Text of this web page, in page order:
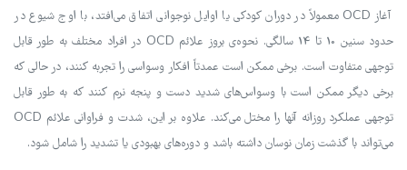
آغاز OCD معمولاً در دوران کودکی یا اوایل نوجوانی اتفاق می‌افتد، با اوج شیوع در
حدود سنین 10 تا 14 سالگی. نحوه‌ی بروز علائم OCD در افراد مختلف به طور قابل
توجهی متفاوت است. برخی ممکن است عمدتاً افکار وسواسی را تجربه کنند، در حالی که
برخی دیگر ممکن است با وسواس‌های شدید دست و پنجه نرم کنند که به طور قابل
توجهی عملکرد روزانه آنها را مختل می‌کند. علاوه بر این، شدت و فراوانی علائم OCD
می‌تواند با گذشت زمان نوسان داشته باشد و دوره‌های بهبودی یا تشدید را شامل شود.